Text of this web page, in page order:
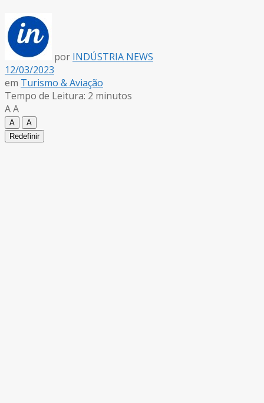
por INDÚSTRIA NEWS
12/03/2023
em Turismo & Aviação
Tempo de Leitura: 2 minutos
AA
A
A
Redefinir